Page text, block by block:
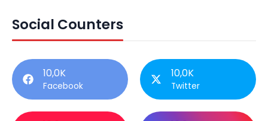
Social Counters
10,0K
Facebook
10,0K
Twitter